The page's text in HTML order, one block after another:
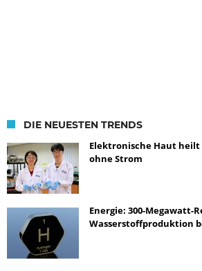
DIE NEUESTEN TRENDS
Elektronische Haut heilt
ohne Strom
Energie: 300-Megawatt-
Wasserstoffproduktion